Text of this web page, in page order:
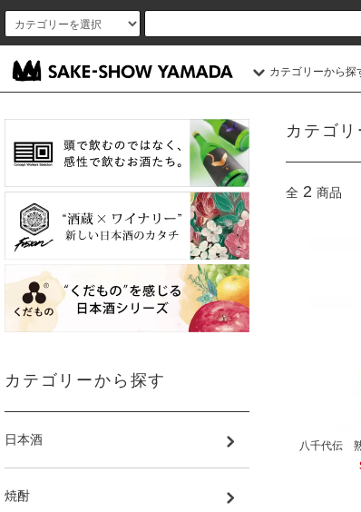
カテゴリーから探
カテゴ
全 2 商品
八千代伝
カテゴリーから探す
日本酒
焼酎